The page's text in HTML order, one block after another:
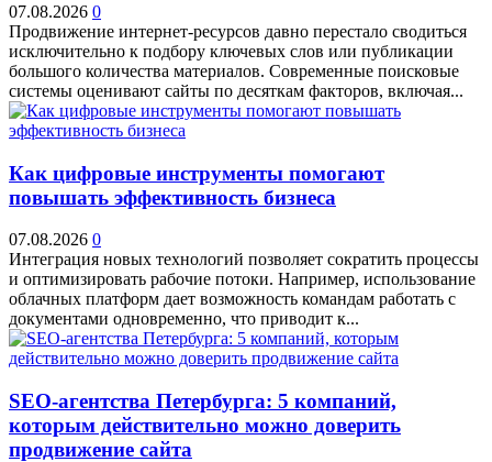
07.08.2026 0
Продвижение интернет-ресурсов давно перестало сводиться
исключительно к подбору ключевых слов или публикации
большого количества материалов. Современные поисковые
системы оценивают сайты по десяткам факторов, включая...
Как цифровые инструменты помогают
повышать эффективность бизнеса
07.08.2026 0
Интеграция новых технологий позволяет сократить процессы
и оптимизировать рабочие потоки. Например, использование
облачных платформ дает возможность командам работать с
документами одновременно, что приводит к...
SEO-агентства Петербурга: 5 компаний,
которым действительно можно доверить
продвижение сайта